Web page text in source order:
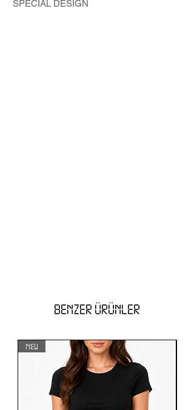
SPECIAL DESIGN
BENZER ÜRÜNLER
NEW